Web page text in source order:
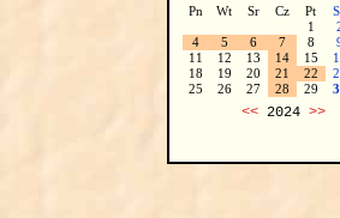
Pn Wt Sr Cz Pt
1
4
5 6 7 8
11
12 13 14 15
18
19 20 21 22
25
26 27 28 29
<<2024 >>